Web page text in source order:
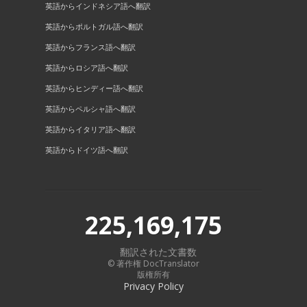
英語からインドネシア語へ翻訳
英語からポルトガル語へ翻訳
英語からフランス語へ翻訳
英語からロシア語へ翻訳
英語からヒンディー語へ翻訳
英語からペルシャ語へ翻訳
英語からイタリア語へ翻訳
英語からドイツ語へ翻訳
225,169,175
翻訳された文書数
© 著作権 DocTranslator
版権所有
Privacy Policy